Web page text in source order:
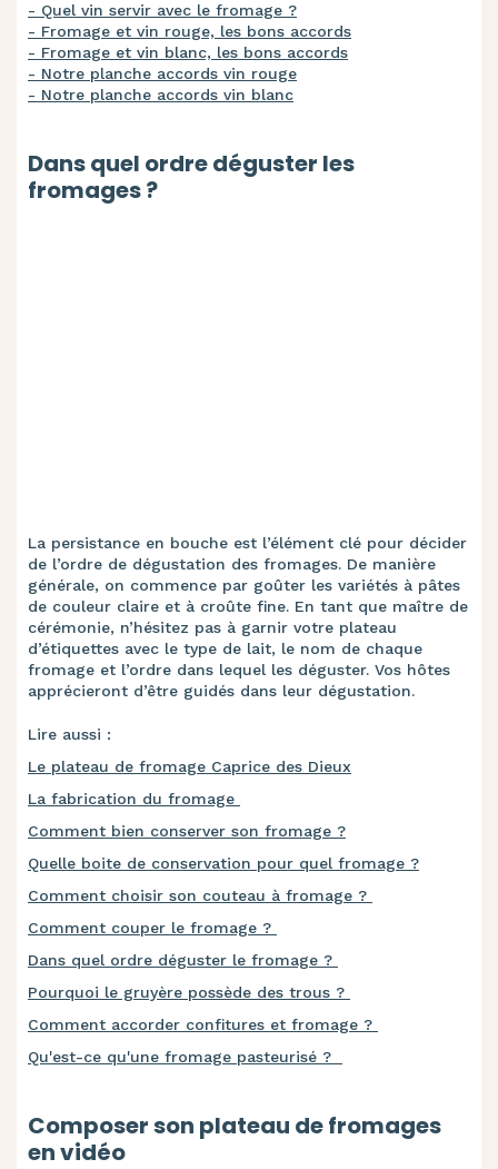
- Quel vin servir avec le fromage ?
- Fromage et vin rouge, les bons accords
- Fromage et vin blanc, les bons accords
- Notre planche accords vin rouge
- Notre planche accords vin blanc
Dans quel ordre déguster les
fromages ?
La persistance en bouche est l’élément clé pour décider
de l’ordre de dégustation des fromages. De manière
générale, on commence par goûter les variétés à pâtes
de couleur claire et à croûte fine. En tant que maître de
cérémonie, n’hésitez pas à garnir votre plateau
d’étiquettes avec le type de lait, le nom de chaque
fromage et l’ordre dans lequel les déguster. Vos hôtes
apprécieront d’être guidés dans leur dégustation.
Lire aussi :
Le plateau de fromage Caprice des Dieux
La fabrication du fromage
Comment bien conserver son fromage ?
Quelle boite de conservation pour quel fromage ?
Comment choisir son couteau à fromage ?
Comment couper le fromage ?
Dans quel ordre déguster le fromage ?
Pourquoi le gruyère possède des trous ?
Comment accorder confitures et fromage ?
Qu'est-ce qu'une fromage pasteurisé ?
Composer son plateau de fromages
en vidéo